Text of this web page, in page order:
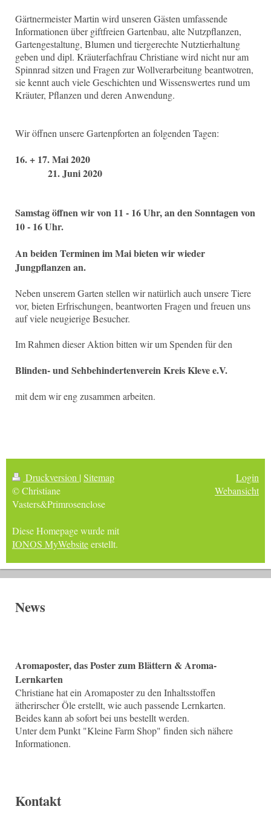
Gärtnermeister Martin wird unseren Gästen umfassende
Informationen über giftfreien Gartenbau, alte Nutzpflanzen,
Gartengestaltung, Blumen und tiergerechte Nutztierhaltung
geben und dipl. Kräuterfachfrau Christiane wird nicht nur am
Spinnrad sitzen und Fragen zur Wollverarbeitung beantwotren,
sie kennt auch viele Geschichten und Wissenswertes rund um
Kräuter, Pflanzen und deren Anwendung.
Wir öffnen unsere Gartenpforten an folgenden Tagen:
16. + 17. Mai 2020
21. Juni 2020
Samstag öffnen wir von 11 - 16 Uhr, an den Sonntagen von
10 - 16 Uhr.
An beiden Terminen im Mai bieten wir wieder
Jungpflanzen an.
Neben unserem Garten stellen wir natürlich auch unsere Tiere
vor, bieten Erfrischungen, beantworten Fragen und freuen uns
auf viele neugierige Besucher.
Im Rahmen dieser Aktion bitten wir um Spenden für den
Blinden- und Sehbehindertenverein Kreis Kleve e.V.
mit dem wir eng zusammen arbeiten.
Druckversion | Sitemap
© Christiane
Vasters&Primrosenclose
Diese Homepage wurde mit
IONOS MyWebsiteerstellt.
Login
Webansicht
News
Aromaposter, das Poster zum Blättern & Aroma-
Lernkarten
Christiane hat ein Aromaposter zu den Inhaltsstoffen
ätherirscher Öle erstellt, wie auch passende Lernkarten.
Beides kann ab sofort bei uns bestellt werden.
Unter dem Punkt "Kleine Farm Shop" finden sich nähere
Informationen.
Kontakt